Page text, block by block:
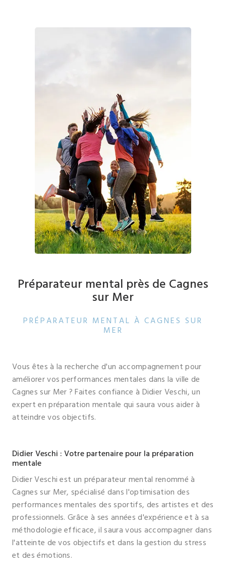
Préparateur mental près de Cagnes
sur Mer
PRÉPARATEUR MENTAL À CAGNES SUR
MER
Vous êtes à la recherche d'un accompagnement pour
améliorer vos performances mentales dans la ville de
Cagnes sur Mer ? Faites confiance à Didier Veschi, un
expert en préparation mentale qui saura vous aider à
atteindre vos objectifs.
Didier Veschi : Votre partenaire pour la préparation
mentale
Didier Veschi est un préparateur mental renommé à
Cagnes sur Mer, spécialisé dans l'optimisation des
performances mentales des sportifs, des artistes et des
professionnels. Grâce à ses années d'expérience et à sa
méthodologie efficace, il saura vous accompagner dans
l'atteinte de vos objectifs et dans la gestion du stress
et des émotions.